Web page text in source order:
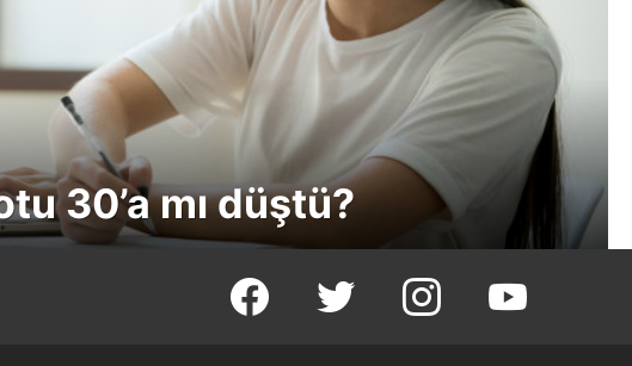
30’a mı düştü?
facebook twitter instagram youtube